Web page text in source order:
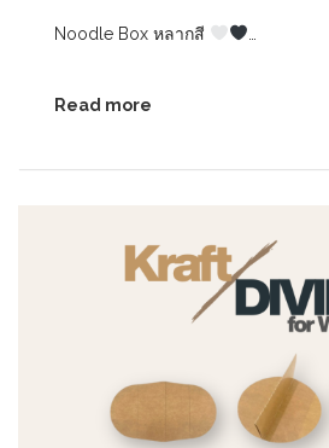
Noodle Box หลากสี
Read more